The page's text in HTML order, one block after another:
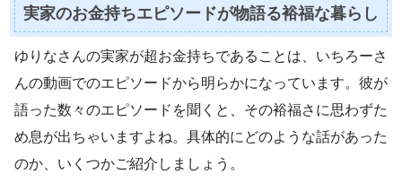
実家のお金持ちエピソードが物語る裕福な暮らし
ゆりなさんの実家が超お金持ちであることは、いちろーさ
んの動画でのエピソードから明らかになっています。彼が
語った数々のエピソードを聞くと、その裕福さに思わずた
め息が出ちゃいますよね。具体的にどのような話があった
のか、いくつかご紹介しましょう。